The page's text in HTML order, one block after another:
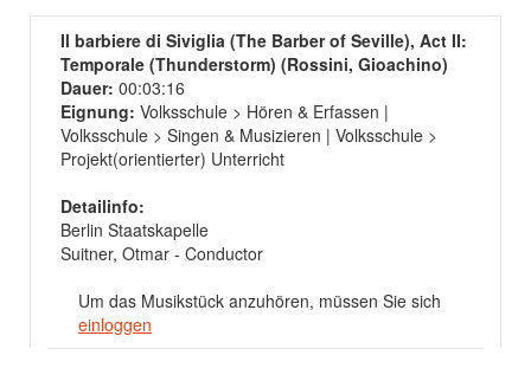
Il barbiere di Siviglia (The Barber of Seville), Act II:
Temporale (Thunderstorm) (Rossini, Gioachino)
Dauer: 00:03:16
Eignung: Volksschule > Hören & Erfassen |
Volksschule > Singen & Musizieren | Volksschule >
Projekt(orientierter) Unterricht
Detailinfo:
Berlin Staatskapelle
Suitner, Otmar - Conductor
Um das Musikstück anzuhören, müssen Sie sich
einloggen